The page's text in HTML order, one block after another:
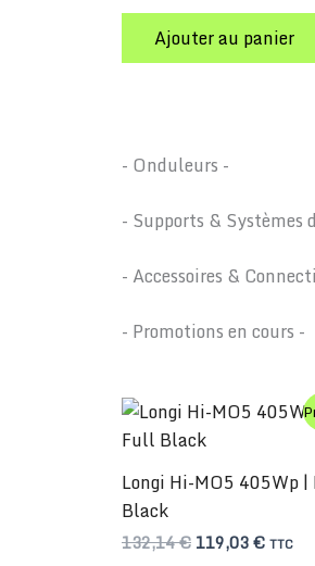
Ajouter au panier
- Onduleurs -
- Supports & Systèmes
- Accessoires &
- Promotions en cours -
Longi Hi-MO5 405Wp
Black
132,14€
Le
prix
initial
132,14 €.
119,03€
Le
prix
TTC